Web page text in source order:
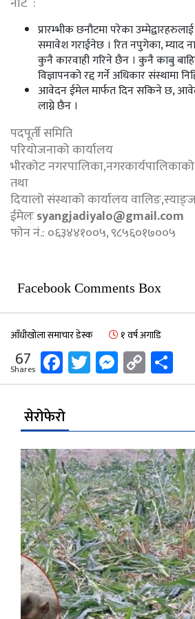
प्रारम्भीक छनौटमा परेका उम्मेद्वारहरुलाई
समावेश गराईनेछ । रित नपुगेका, म्याद
कुनै कारवाही गरिने छैन । कुनै काबु
विज्ञापनको रद्द गर्ने अधिकार संस्थामा
आवेदन ईमेल मार्फत दिन सकिने छ,
लाग्ने छैन ।
पदपूर्ती समिति
परियोजनाको कार्यालय
भीरकोट
तथा
दियालो संस्थाको कार्यालय
ईमेलःsyangjadiyalo@gmail.com
फोन नं.: ०६३४४१००५, ९८५६०१७००५
Facebook Comments Box
आँधीखोला समाचार डेस्क १ वर्ष अगाडि
67
Shares Facebook
TwitterCopy
Link
सेरोफेरो